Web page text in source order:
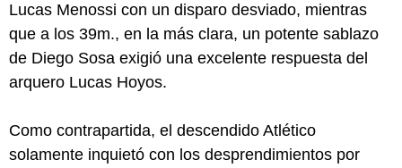
Lucas Menossi con un disparo desviado, mientras
que a los 39m., en la más clara, un potente sablazo
de Diego Sosa exigió una excelente respuesta del
arquero Lucas Hoyos.
Como contrapartida, el descendido Atlético
solamente inquietó con los desprendimientos por